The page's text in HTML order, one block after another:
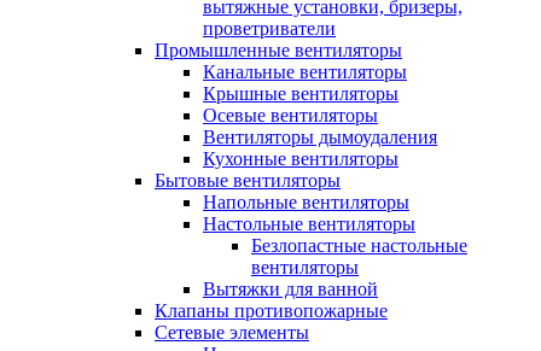
вытяжные установки, бризеры,
проветриватели
Промышленные вентиляторы
Канальные вентиляторы
Крышные вентиляторы
Осевые вентиляторы
Вентиляторы дымоудаления
Кухонные вентиляторы
Бытовые вентиляторы
Напольные вентиляторы
Настольные вентиляторы
Безлопастные настольные
вентиляторы
Вытяжки для ванной
Клапаны противопожарные
Сетевые элементы